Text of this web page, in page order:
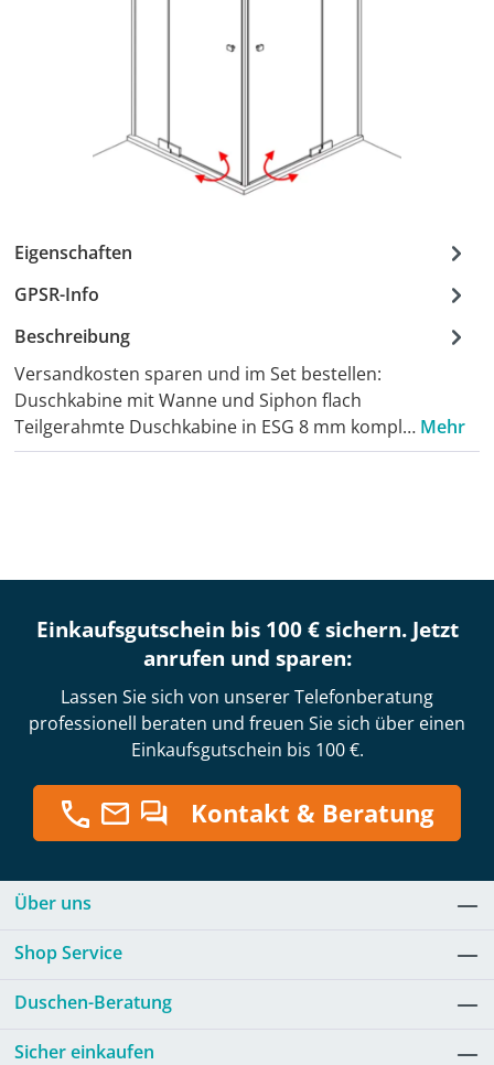
Eigenschaften
GPSR-Info
Beschreibung
Versandkosten sparen und im Set bestellen:
Duschkabine mit Wanne und Siphon flach
Teilgerahmte Duschkabine in ESG 8 mm kompl… Mehr
Einkaufsgutschein bis 100 € sichern. Jetzt
anrufen und sparen:
Lassen Sie sich von unserer Telefonberatung
professionell beraten und freuen Sie sich über einen
Einkaufsgutschein bis 100 €.
Kontakt & Beratung
Über uns
Shop Service
Duschen-Beratung
Sicher einkaufen